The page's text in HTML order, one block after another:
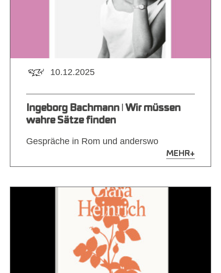
Ingeborg Bachmann ǀ Wir müssen
wahre Sätze finden
Gespräche in Rom und anderswo
MEHR+
10.12.2025